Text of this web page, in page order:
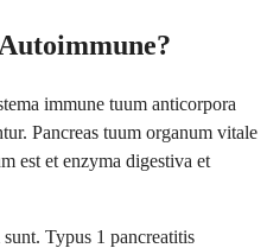
immune tuum anticorpora
Pancreas tuum organum vitale
est et enzyma digestiva et
Typus 1 pancreatitis